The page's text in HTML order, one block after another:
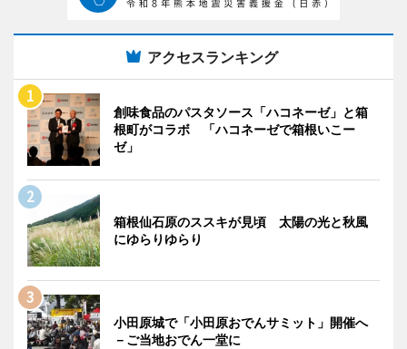
アクセスランキング
創味食品のパスタソース「ハコネーゼ」と箱
根町がコラボ 「ハコネーゼで箱根いこー
ゼ」
箱根仙石原のススキが見頃 太陽の光と秋風
にゆらりゆらり
小田原城で「小田原おでんサミット」開催へ
－ご当地おでん一堂に